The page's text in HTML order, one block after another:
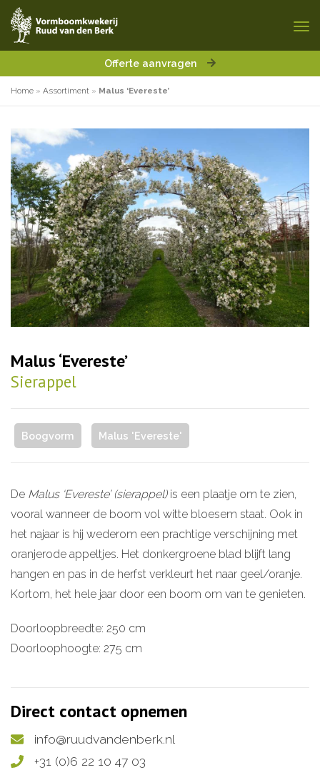
Offerte aanvragen
Home » Assortiment » Malus ‘Evereste’
Malus ‘Evereste’
Sierappel
Boogvorm Malus 'Evereste'
De Malus ‘Evereste’ (sierappel)is een plaatje om te zien,
vooral wanneer de boom vol witte bloesem staat. Ook in
het najaar is hij wederom een prachtige verschijning met
oranjerode appeltjes. Het donkergroene blad blijft lang
hangen en pas in de herfst verkleurt het naar geel/oranje.
Kortom, het hele jaar door een boom om van te genieten.
Doorloopbreedte: 250 cm
Doorloophoogte: 275 cm
Direct contact opnemen
info@ruudvandenberk.nl
+31 (0)6 22 10 47 03